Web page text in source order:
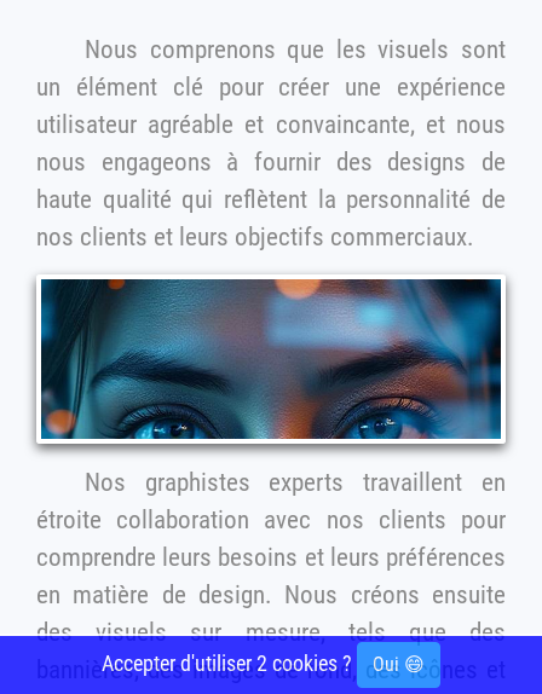
Nous comprenons que les visuels sont
un élément clé pour créer une expérience
utilisateur agréable et convaincante, et nous
nous engageons à fournir des designs de
haute qualité qui reflètent la personnalité de
nos clients et leurs objectifs commerciaux.
Nos graphistes experts travaillent en
étroite collaboration avec nos clients pour
comprendre leurs besoins et leurs préférences
en matière de design. Nous créons ensuite
des visuels sur mesure, tels que des
bannières, des images de fond, des icônes et
Accepter d'utiliser 2 cookies ? Oui 😄